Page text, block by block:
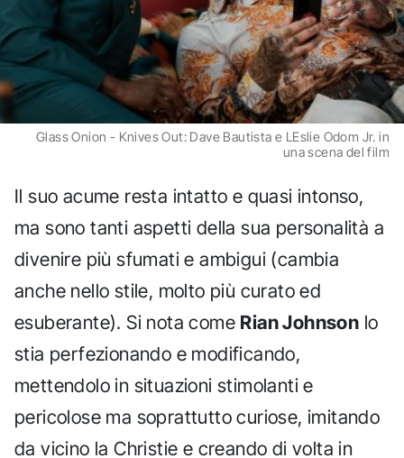
Glass Onion - Knives Out: Dave Bautista e LEslie Odom Jr. in
una scena del film
Il suo acume resta intatto e quasi intonso,
ma sono tanti aspetti della sua personalità a
divenire più sfumati e ambigui (cambia
anche nello stile, molto più curato ed
esuberante). Si nota come Rian Johnson lo
stia perfezionando e modificando,
mettendolo in situazioni stimolanti e
pericolose ma soprattutto curiose, imitando
da vicino la Christie e creando di volta in